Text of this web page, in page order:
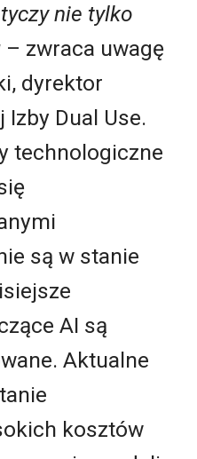
nie tylko
– zwraca uwagę
dyrektor
Dual Use.
technologiczne
są w stanie
AI są
Aktualne
kosztów